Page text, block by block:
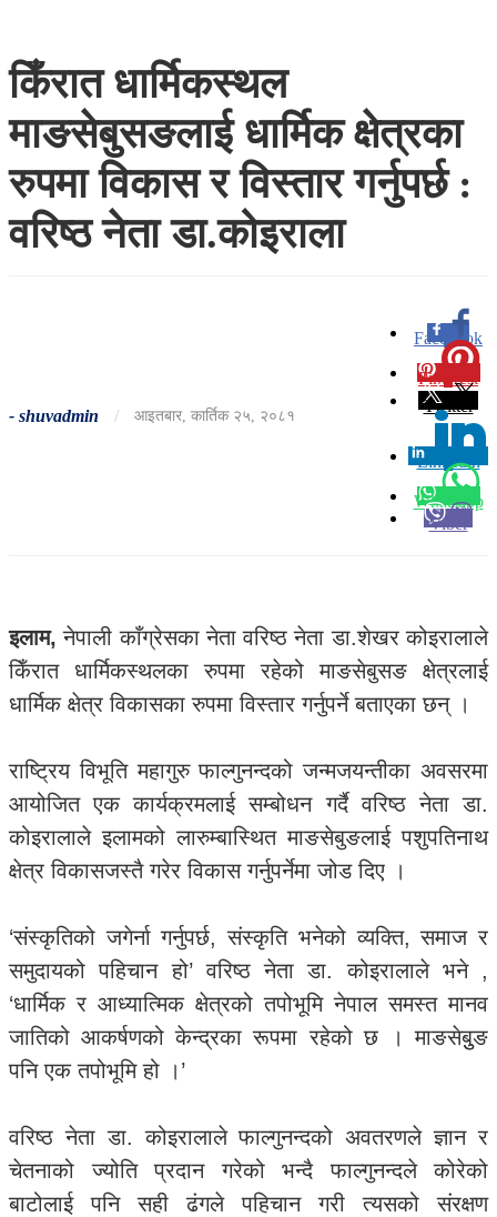
किँरात धार्मिकस्थल
माङसेबुसङलाई धार्मिक क्षेत्रका
रुपमा विकास र विस्तार गर्नुपर्छ :
वरिष्ठ नेता डा.कोइराला
- shuvadmin / आइतबार, कार्तिक २५, २०८१
Facebook
0
Pinterest
Twitter
Linkedin
0
Whatsapp
Viber
इलाम, नेपाली काँग्रेसका नेता वरिष्ठ नेता डा.शेखर कोइरालाले
किँरात धार्मिकस्थलका रुपमा रहेको माङसेबुसङ क्षेत्रलाई
धार्मिक क्षेत्र विकासका रुपमा विस्तार गर्नुपर्ने बताएका छन् ।
राष्ट्रिय विभूति महागुरु फाल्गुनन्दको जन्मजयन्तीका अवसरमा
आयोजित एक कार्यक्रमलाई सम्बोधन गर्दै वरिष्ठ नेता डा.
कोइरालाले इलामको लारुम्बास्थित माङसेबुङलाई पशुपतिनाथ
क्षेत्र विकासजस्तै गरेर विकास गर्नुपर्नेमा जोड दिए ।
‘संस्कृतिको जगेर्ना गर्नुपर्छ, संस्कृति भनेको व्यक्ति, समाज र
समुदायको पहिचान हो’ वरिष्ठ नेता डा. कोइरालाले भने ,
‘धार्मिक र आध्यात्मिक क्षेत्रको तपोभूमि नेपाल समस्त मानव
जातिको आकर्षणको केन्द्रका रूपमा रहेको छ । माङसेबुुङ
पनि एक तपोभूमि हो ।’
वरिष्ठ नेता डा. कोइरालाले फाल्गुनन्दको अवतरणले ज्ञान र
चेतनाको ज्योति प्रदान गरेको भन्दै फाल्गुनन्दले कोरेको
बाटोलाई पनि सही ढंगले पहिचान गरी त्यसको संरक्षण